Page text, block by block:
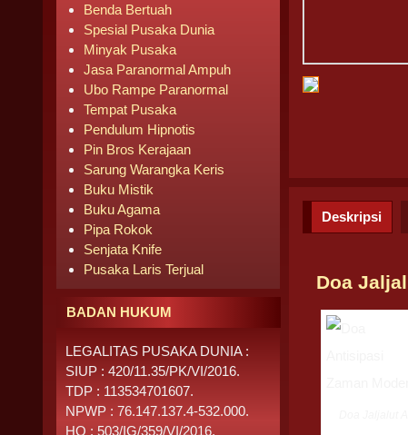
Deskripsi
Doa
Benda Bertuah
Spesial Pusaka Dunia
Minyak Pusaka
Jasa Paranormal Ampuh
Ubo Rampe Paranormal
Tempat Pusaka
Pendulum Hipnotis
Pin Bros Kerajaan
Sarung Warangka Keris
Buku Mistik
Buku Agama
Pipa Rokok
Senjata Knife
Pusaka Laris Terjual
BADAN HUKUM
LEGALITAS PUSAKA DUNIA :
SIUP : 420/11.35/PK/VI/2016.
TDP : 113534701607.
NPWP : 76.147.137.4-532.000.
HO : 503/IG/359/VI/2016.